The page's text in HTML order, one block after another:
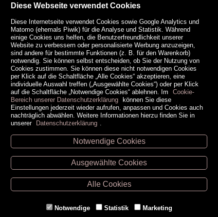
Unsere Öffnungszeiten
Retz -02942/20433
Hollabrunn -02952/30057
Eggenburg -02984/3836
Gmünd -
Diese Webseite verwendet Cookies
Diese Internetseite verwendet Cookies sowie Google Analytics und
Matomo (ehemals Piwik) für die Analyse und Statistik. Während
einige Cookies uns helfen, die Benutzerfreundlichkeit unserer
Website zu verbessern oder personalisierte Werbung anzuzeigen,
sind andere für bestimmte Funktionen (z. B. für den Warenkorb)
notwendig. Sie können selbst entscheiden, ob Sie der Nutzung von
Cookies zustimmen. Sie können diese nicht notwendigen Cookies
per Klick auf die Schaltfläche „Alle Cookies“ akzeptieren, eine
individuelle Auswahl treffen („Ausgewählte Cookies“) oder per Klick
auf die Schaltfläche „Notwendige Cookies“ ablehnen. Im
Cookie-
Bereich unserer Datenschutzerklärung können Sie diese
Einstellungen jederzeit wieder aufrufen, anpassen und Cookies auch
nachträglich abwählen. Weitere Informationen hierzu finden Sie in
unserer Datenschutzerklärung
Notwendige Cookies
Ausgewählte Cookies
Alle Cookies
Notwendige Statistik Marketing